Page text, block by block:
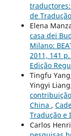
de
Elena
casa dei
Milano:
2011, 141 p.
Edição
Tingfu
Yingyi
China ,
Tradução e
Carlos